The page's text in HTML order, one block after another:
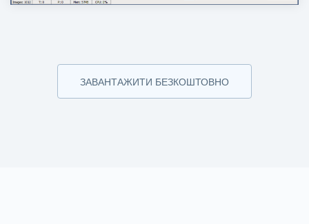
ЗАВАНТАЖИТИ БЕЗКОШТОВНО